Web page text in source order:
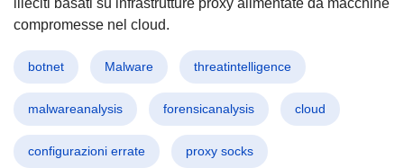
illeciti basati su infrastrutture proxy alimentate da macchine
compromesse nel cloud.
botnet Malware threatintelligence
malwareanalysis forensicanalysis cloud
configurazioni errate proxy socks